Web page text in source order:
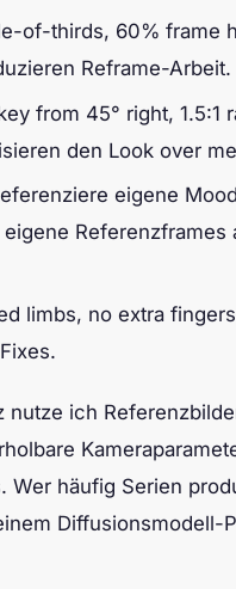
of-thirds, 60% frame
Reframe-Arbeit.
from 45° right,
den Look over
eigene
limbs, no extra
ich
Wer häufig Serien
Diffusionsmodell-